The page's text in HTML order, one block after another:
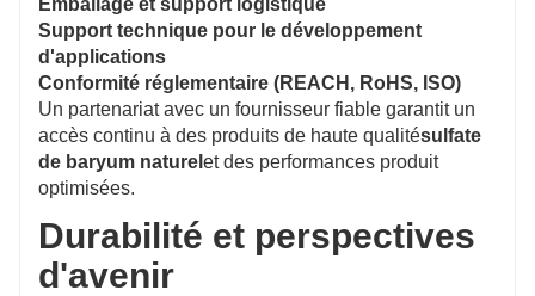
Support technique pour le développement
d'applications
Conformité réglementaire (REACH, RoHS, ISO)
Un partenariat avec un fournisseur fiable garantit un
accès continu à des produits de haute qualitésulfate
de baryum naturel et des performances produit
optimisées.
Durabilité et perspectives
d'avenir